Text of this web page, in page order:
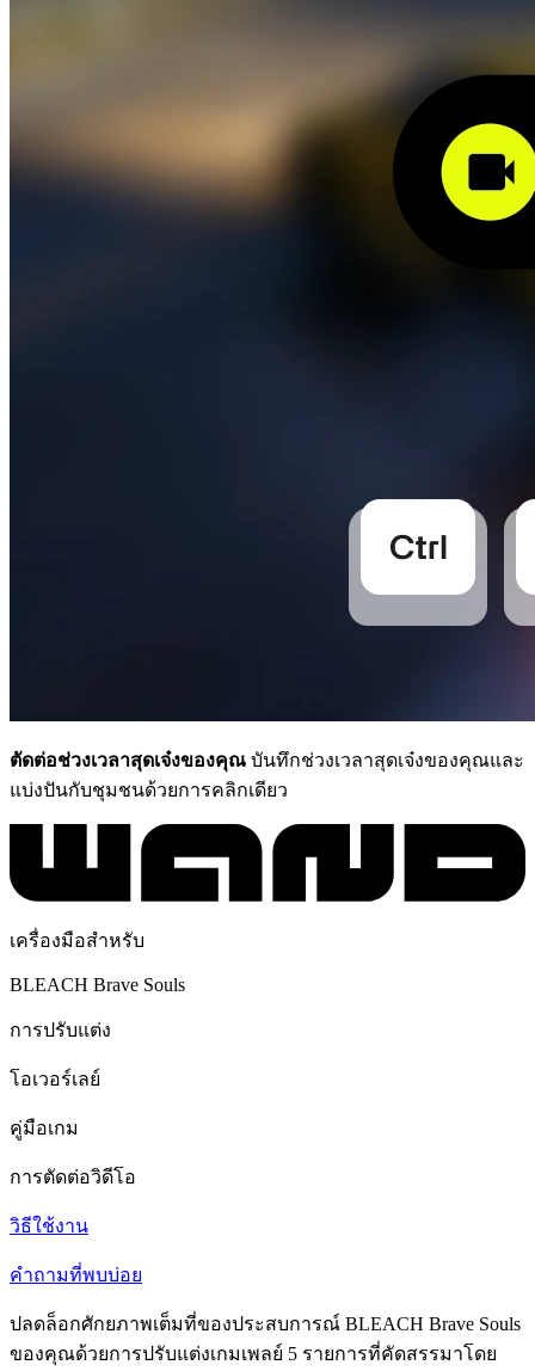
ตัดต่อช่วงเวลาสุดเจ๋งของคุณ บันทึกช่วงเวลาสุดเจ๋งของคุณและ
แบ่งปันกับชุมชนด้วยการคลิกเดียว
เครื่องมือสำหรับ
BLEACH Brave Souls
การปรับแต่ง
โอเวอร์เลย์
คู่มือเกม
การตัดต่อวิดีโอ
วิธีใช้งาน
คำถามที่พบบ่อย
ปลดล็อกศักยภาพเต็มที่ของประสบการณ์ BLEACH Brave Souls
ของคุณด้วยการปรับแต่งเกมเพลย์ 5 รายการที่คัดสรรมาโดย